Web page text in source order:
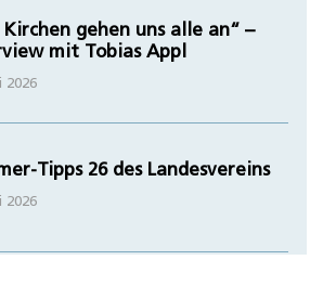
Kirchen gehen uns alle an“ –
mit Tobias Appl
2026
Tipps 26 des Landesvereins
2026